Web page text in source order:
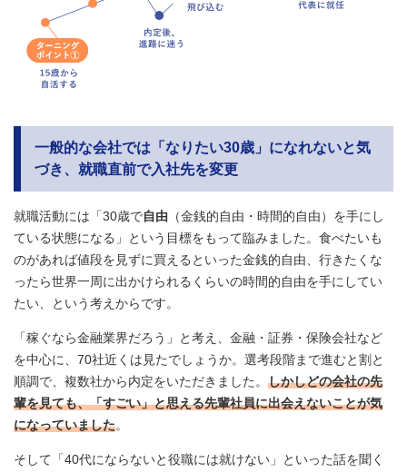
一般的な会社では「なりたい30歳」になれないと気
づき、就職直前で入社先を変更
就職活動には「30歳で自由 （金銭的自由・時間的自由）を手にし
ている状態になる」という目標をもって臨みました。食べたいも
のがあれば値段を見ずに買えるといった金銭的自由、行きたくな
ったら世界一周に出かけられるくらいの時間的自由を手にしてい
たい、という考えからです。
「稼ぐなら金融業界だろう」と考え、金融・証券・保険会社など
を中心に、70社近くは見たでしょうか。選考段階まで進むと割と
順調で、複数社から内定をいただきました。 しかしどの会社の先
輩を見ても、「すごい」と思える先輩社員に出会えないことが気
になっていました。
そして「40代にならないと役職には就けない」といった話を聞く